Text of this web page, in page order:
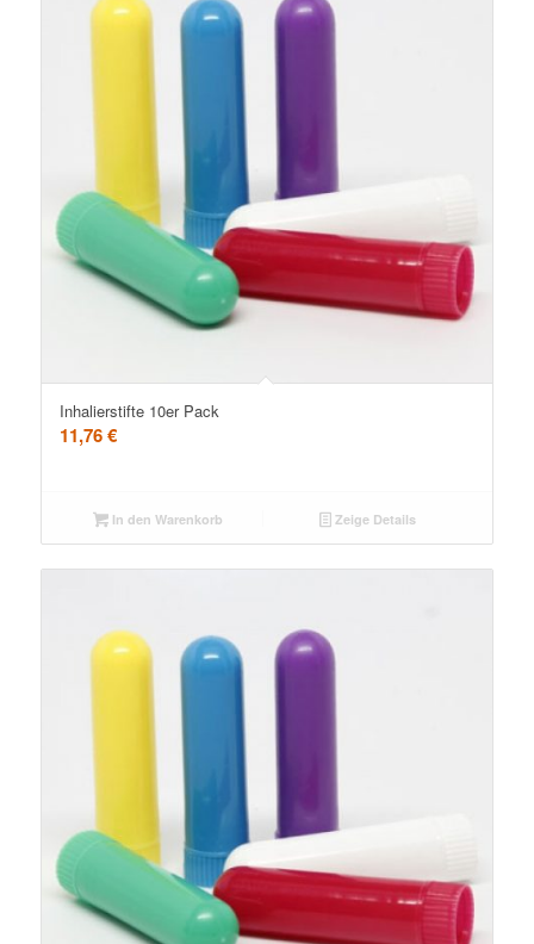
5.00
Inhalierstifte 10er Pack
11,76€
In den Warenkorb Zeige Details